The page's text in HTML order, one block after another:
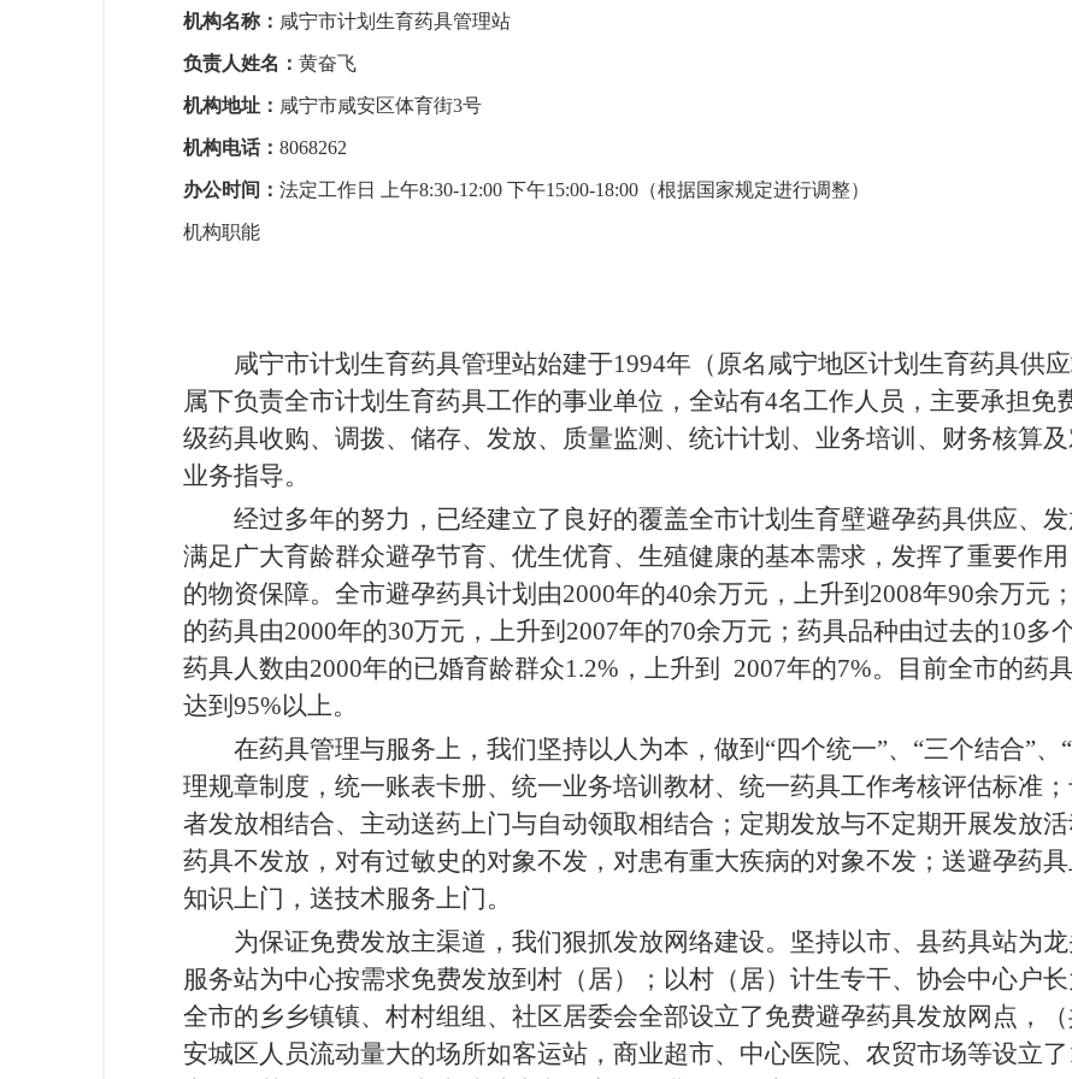
机构名称： 咸宁市计划生育药具管理站
负责人姓名： 黄奋飞
机构地址： 咸宁市咸安区体育街3号
机构电话： 8068262
办公时间： 法定工作日 上午8:30-12:00 下午15:00-18:00（根据国家规定进行调整）
机构职能
咸宁市计划生育药具管理站始建于1994年（原名咸宁地区计划生育药具供
属下负责全市计划生育药具工作的事业单位，全站有4名工作人员，主要承担免
级药具收购、调拨、储存、发放、质量监测、统计计划、业务培训、财务核算
业务指导。
经过多年的努力，已经建立了良好的覆盖全市计划生育壁避孕药具供应、
满足广大育龄群众避孕节育、优生优育、生殖健康的基本需求，发挥了重要作
的物资保障。全市避孕药具计划由2000年的40余万元，上升到 2008年90余万元
的药具由2000年的30万元，上升到 2007年的70余万元；药具品种由过去的10多
药具人数由2000年的已婚育龄群众1.2% ，上升到 2007年的7%。目前全市的药
达到 95%以上。
在药具管理与服务上，我们坚持以人为本，做到“四个统一”、“三个结合”、
理规章制度，统一账表卡册、统一业务培训教材、统一药具工作考核评估标准
者发放相结合、主动送药上门与自动领取相结合；定期发放与不定期开展发放
药具不发放，对有过敏史的对象不发，对患有重大疾病的对象不发；送避孕药
知识上门，送技术服务上门。
为保证免费发放主渠道，我们狠抓发放网络建设。坚持以市、县药具站为
服务站为中心按需求免费发放到村（居）；以村（居）计生专干、协会中心户
全市的乡乡镇镇、村村组组、社区居委会全部设立了免费避孕药具发放网点，
安城区人员流动量大的场所如客运站，商业超市、中心医院、农贸市场等设立了